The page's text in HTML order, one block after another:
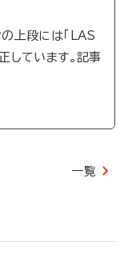
上段には「LAS
しています。記事
一覧